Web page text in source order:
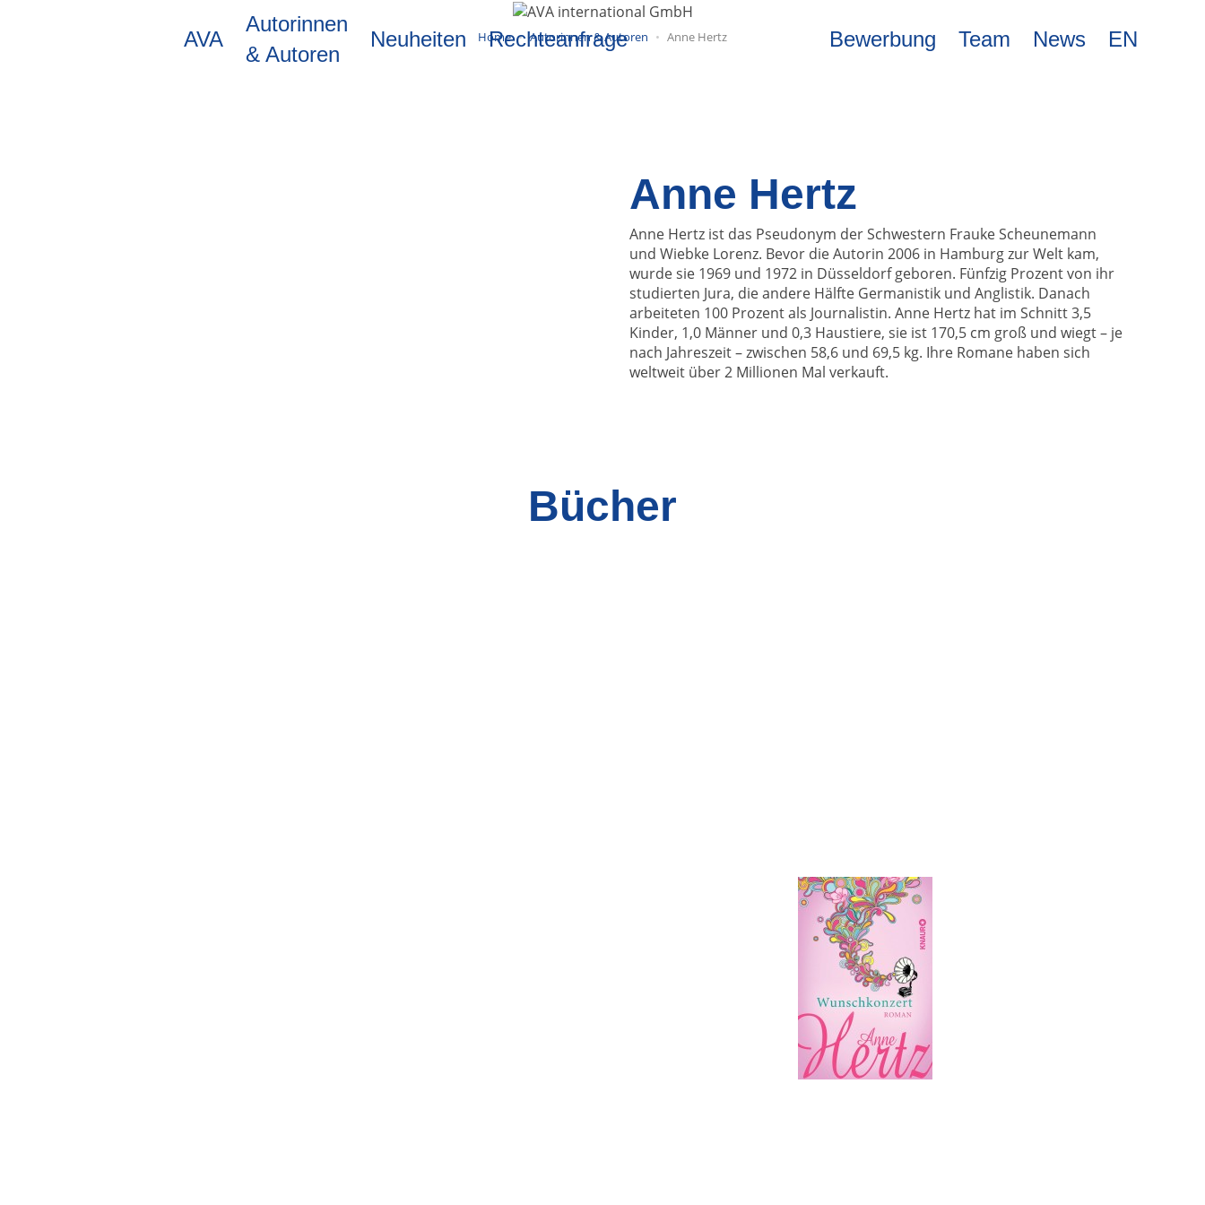
AVA
Autorinnen
& Autoren
Neuheiten Rechteanfrage Bewerbung Team News EN
Home Autorinnen & Autoren Anne Hertz
Anne Hertz
Anne Hertz ist das Pseudonym der Schwestern Frauke Scheunemann
und Wiebke Lorenz. Bevor die Autorin 2006 in Hamburg zur Welt kam,
wurde sie 1969 und 1972 in Düsseldorf geboren. Fünfzig Prozent von ihr
studierten Jura, die andere Hälfte Germanistik und Anglistik. Danach
arbeiteten 100 Prozent als Journalistin. Anne Hertz hat im Schnitt 3,5
Kinder, 1,0 Männer und 0,3 Haustiere, sie ist 170,5 cm groß und wiegt – je
nach Jahreszeit – zwischen 58,6 und 69,5 kg. Ihre Romane haben sich
weltweit über 2 Millionen Mal verkauft.
Bücher